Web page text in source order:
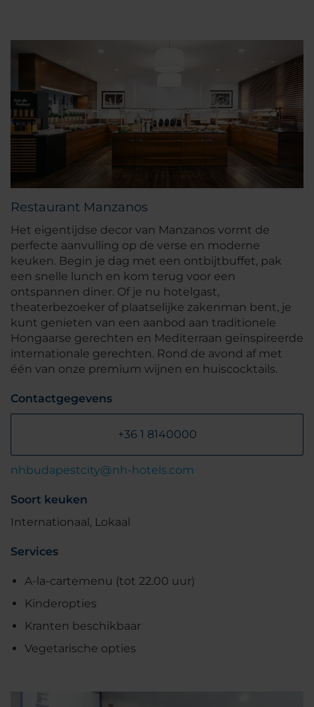
Restaurant Manzanos
Het eigentijdse decor van Manzanos vormt de
perfecte aanvulling op de verse en moderne
keuken. Begin je dag met een ontbijtbuffet, pak
een snelle lunch en kom terug voor een
ontspannen diner. Of je nu hotelgast,
theaterbezoeker of plaatselijke zakenman bent, je
kunt genieten van een aanbod aan traditionele
Hongaarse gerechten en Mediterraan geïnspireerde
internationale gerechten. Rond de avond af met
één van onze premium wijnen en huiscocktails.
Contactgegevens
+36 1 8140000
nhbudapestcity@nh-hotels.com
Soort keuken
Internationaal, Lokaal
Services
A-la-cartemenu (tot 22.00 uur)
Kinderopties
Kranten beschikbaar
Vegetarische opties